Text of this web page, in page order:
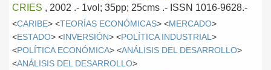
CRIES , 2002 .- 1vol; 35pp; 25cms .- ISSN 1016-9628.-
<CARIBE> <TEORÍAS ECONÓMICAS> <MERCADO>
<ESTADO> <INVERSIÓN> <POLÍTICA INDUSTRIAL >
<POLÍTICA ECONÓMICA> <ANÁLISIS DEL DESARROLLO>
<ANÁLISIS DEL DESARROLLO>